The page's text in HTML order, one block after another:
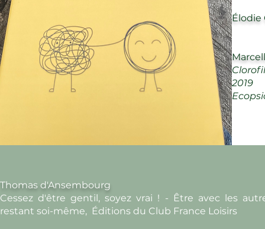
Élodie
2019
Thomas d'Ansembourg
Cessez d'être gentil, soyez vrai ! - Être avec les
restant soi-même, Éditions du Club France Loisirs